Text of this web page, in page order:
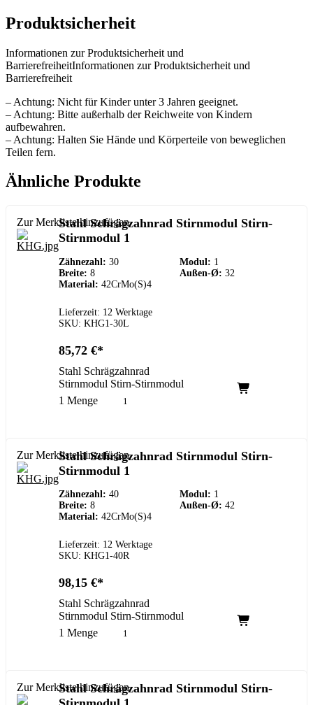
Produktsicherheit
Informationen zur Produktsicherheit und
BarrierefreiheitInformationen zur Produktsicherheit und
Barrierefreiheit
– Achtung: Nicht für Kinder unter 3 Jahren geeignet.
– Achtung: Bitte außerhalb der Reichweite von Kindern
aufbewahren.
– Achtung: Halten Sie Hände und Körperteile von beweglichen
Teilen fern.
Ähnliche Produkte
Zur Merkliste hinzufügen
Stahl Schrägzahnrad Stirnmodul Stirn-
Stirnmodul 1
Zähnezahl: 30 Modul: 1
Breite: 8 Außen-Ø: 32
Material: 42CrMo(S)4
Lieferzeit: 12 Werktage
SKU: KHG1-30L
85,72 €
Stahl Schrägzahnrad
Stirnmodul Stirn-Stirnmodul
1 Menge
Zur Merkliste hinzufügen
Stahl Schrägzahnrad Stirnmodul Stirn-
Stirnmodul 1
Zähnezahl: 40 Modul: 1
Breite: 8 Außen-Ø: 42
Material: 42CrMo(S)4
Lieferzeit: 12 Werktage
SKU: KHG1-40R
98,15 €
Stahl Schrägzahnrad
Stirnmodul Stirn-Stirnmodul
1 Menge
Zur Merkliste hinzufügen
Stahl Schrägzahnrad Stirnmodul Stirn-